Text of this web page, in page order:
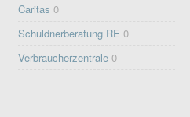
Caritas 0
Schuldnerberatung RE 0
Verbraucherzentrale 0